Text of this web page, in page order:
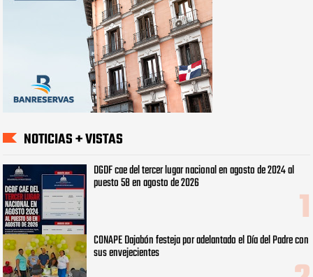
NOTICIAS + VISTAS
DGDF cae del tercer lugar nacional en agosto de 2024 al
puesto 58 en agosto de 2026
CONAPE Dajabón festeja por adelantado el Día del Padre con
sus envejecientes